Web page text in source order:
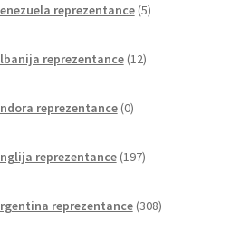
reprezentance 5izdelkov
reprezentance 12izdelkov
reprezentance 0izdelkov
reprezentance 197izdelkov
reprezentance 308izdelkov